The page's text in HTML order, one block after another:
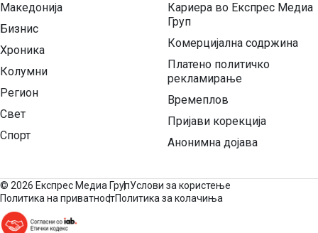
Македонија
Бизнис
Хроника
Колумни
Регион
Свет
Спорт
Кариера во Експрес Медиа
Груп
Комерцијална содржина
Платено политичко
рекламирање
Времеплов
Пријави корекција
Анонимна дојава
© 2026 Експрес Медиа ГрупУслови за користење
Политика на приватностПолитика за колачиња